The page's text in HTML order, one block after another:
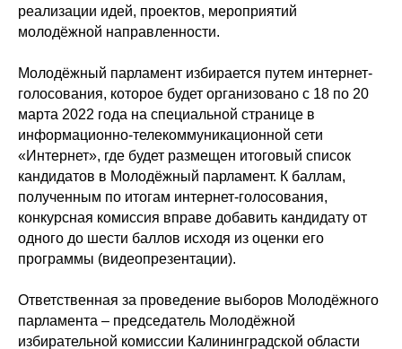
реализации идей, проектов, мероприятий
молодёжной направленности.
Молодёжный парламент избирается путем интернет-
голосования, которое будет организовано с 18 по 20
марта 2022 года на специальной странице в
информационно-телекоммуникационной сети
«Интернет», где будет размещен итоговый список
кандидатов в Молодёжный парламент. К баллам,
полученным по итогам интернет-голосования,
конкурсная комиссия вправе добавить кандидату от
одного до шести баллов исходя из оценки его
программы (видеопрезентации).
Ответственная за проведение выборов Молодёжного
парламента – председатель Молодёжной
избирательной комиссии Калининградской области